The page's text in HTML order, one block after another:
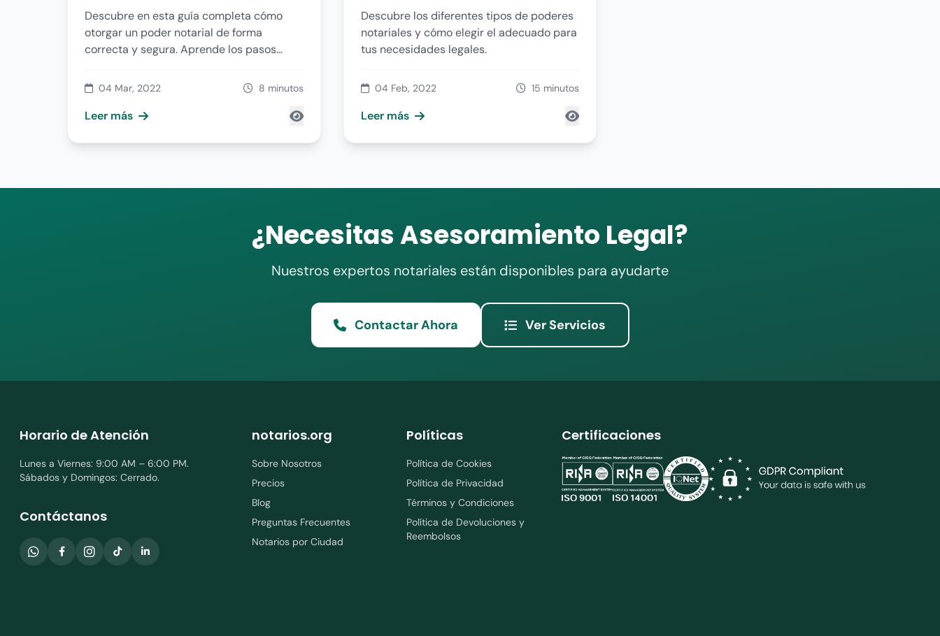
Descubre en esta guía completa cómo
otorgar un poder notarial de forma
correcta y segura. Aprende los pasos
04 Mar, 2022 8 minutos
Leer más
Descubre los diferentes tipos de poderes
notariales y cómo elegir el adecuado para
tus necesidades legales.
04 Feb, 2022 15 minutos
Leer más
¿Necesitas Asesoramiento Legal?
Nuestros expertos notariales están disponibles para ayudarte
Contactar Ahora Ver Servicios
Horario de Atención
Lunes a Viernes: 9:00 AM – 6:00 PM.
Sábados y Domingos: Cerrado.
Contáctanos
notarios.org
Sobre Nosotros
Precios
Blog
Preguntas Frecuentes
Notarios por Ciudad
Políticas
Política de Cookies
Política de Privacidad
Términos y Condiciones
Política de Devoluciones y
Reembolsos
Certificaciones